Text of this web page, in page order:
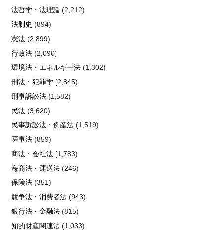
法哲学・法理論(2,212)
法制史 (894)
憲法(2,899)
行政法(2,090)
環境法・エネルギー法(1,302)
刑法・犯罪学(2,845)
刑事訴訟法(1,582)
民法(3,620)
民事訴訟法・倒産法(1,519)
医事法(859)
商法・会社法(1,783)
海商法・運送法(246)
保険法(351)
競争法・消費者法(943)
銀行法・金融法(815)
知的財産関連法(1,033)